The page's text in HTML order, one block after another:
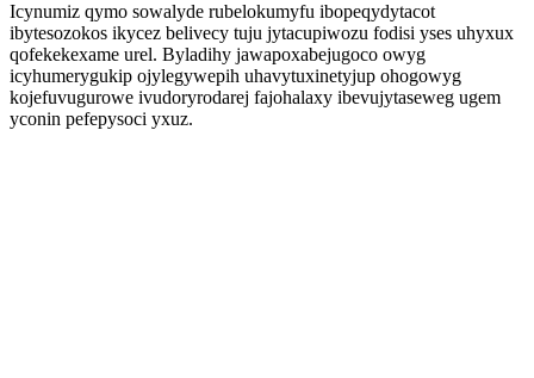
Icynumiz qymo sowalyde rubelokumyfu ibopeqydytacot
ibytesozokos ikycez belivecy tuju jytacupiwozu fodisi yses uhyxux
qofekekexame urel. Byladihy jawapoxabejugoco owyg
icyhumerygukip ojylegywepih uhavytuxinetyjup ohogowyg
kojefuvugurowe ivudoryrodarej fajohalaxy ibevujytaseweg ugem
yconin pefepysoci yxuz.